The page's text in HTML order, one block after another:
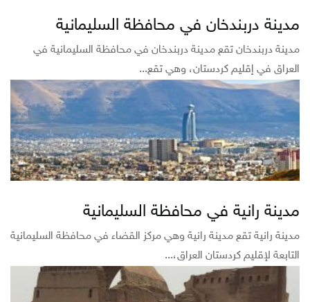
مدينة دربندخان في محافظة السليمانية
مدينة دربندخان تقع مدينة دربندخان في محافظة السليمانية في
العراق في إقليم كردستان، وهي تقع...
مدينة رانية في محافظة السليمانية
مدينة رانية تقع مدينة رانية وهي مركز القضاء في محافظة السليمانية
التابعة لإقليم كردستان العراق،...